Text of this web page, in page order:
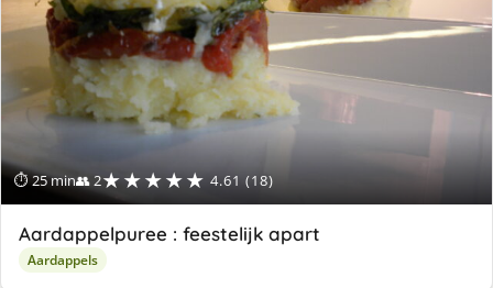
⏱ 25 min👥 2★★★★★ 4.61 (18)
Aardappelpuree : feestelijk apart
Aardappels